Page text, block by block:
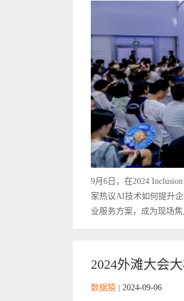
9月6日，在2024
家热议AI技术如何提升
业服务方案，成为现场
2024外滩大会
数据猿 2024-09-06